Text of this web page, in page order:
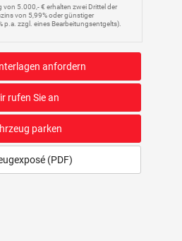
von 5.000,- € erhalten zwei Drittel der
von 5,99% oder günstiger
p.a. zzgl. eines Bearbeitungsentgelts).
anfordern
rufen Sie an
parken
(PDF)